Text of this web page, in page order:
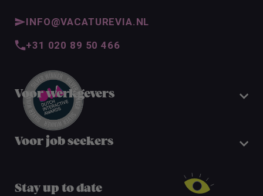
INFO@VACATUREVIA.NL
+31 020 89 50 466
Voor werkgevers
Voor job seekers
Stay up to date